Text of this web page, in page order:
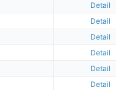
Detail
Detail
Detail
Detail
Detail
Detail